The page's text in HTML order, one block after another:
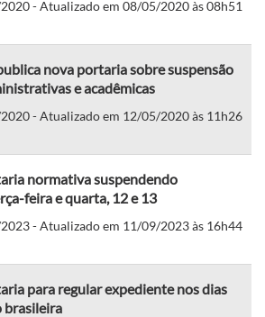
- Atualizado em 08/05/2020 às 08h51
nova portaria sobre suspensão
e acadêmicas
- Atualizado em 12/05/2020 às 11h26
normativa suspendendo
feira e quarta, 12 e 13
- Atualizado em 11/09/2023 às 16h44
para regular expediente nos dias
brasileira